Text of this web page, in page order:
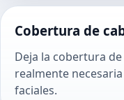
Cobertura de
Deja la cobertura
realmente
faciales.